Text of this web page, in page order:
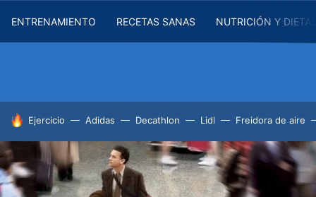
ENTRENAMIENTO RECETAS SANAS NUTRICIÓN Y
HOY SE HABLA DE
Ejercicio Adidas Decathlon Lidl Freidora de aire